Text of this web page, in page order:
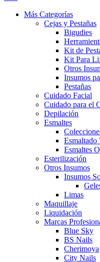
Más Categorías
Cejas y Pestañas
Bigudies
Kit de
Kit Para
Otros
Insumos
Pestañas
Cuidado Facial
Cuidado para el
Depilación
Esmaltes
Esmaltado
Esmaltes
Esterilización
Otros Insumos
Insumos
Limas
Maquillaje
Liquidación
Marcas
Blue Sky
BS Nails
Cherimoya
City Nails